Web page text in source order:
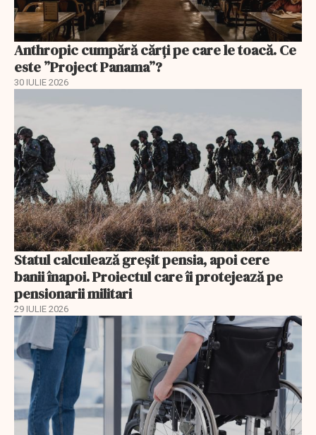
Anthropic cumpără cărți pe care le toacă. Ce
este ”Project Panama”?
30 IULIE 2026
Statul calculează greșit pensia, apoi cere
banii înapoi. Proiectul care îi protejează pe
pensionarii militari
29 IULIE 2026